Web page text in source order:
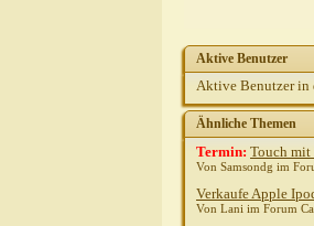
Aktive Benutzer
Aktive Benutzer in
Ähnliche Themen
Termin: Touch mit
Von Samsondg im
Verkaufe Apple
Von Lani im Forum